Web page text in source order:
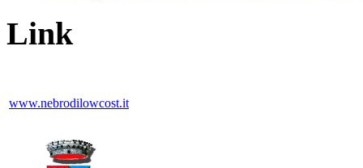
Link
www.nebrodilowcost.it